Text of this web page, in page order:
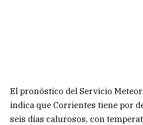
El pronóstico del Servicio
indica que Corrientes tiene por
seis días calurosos, con